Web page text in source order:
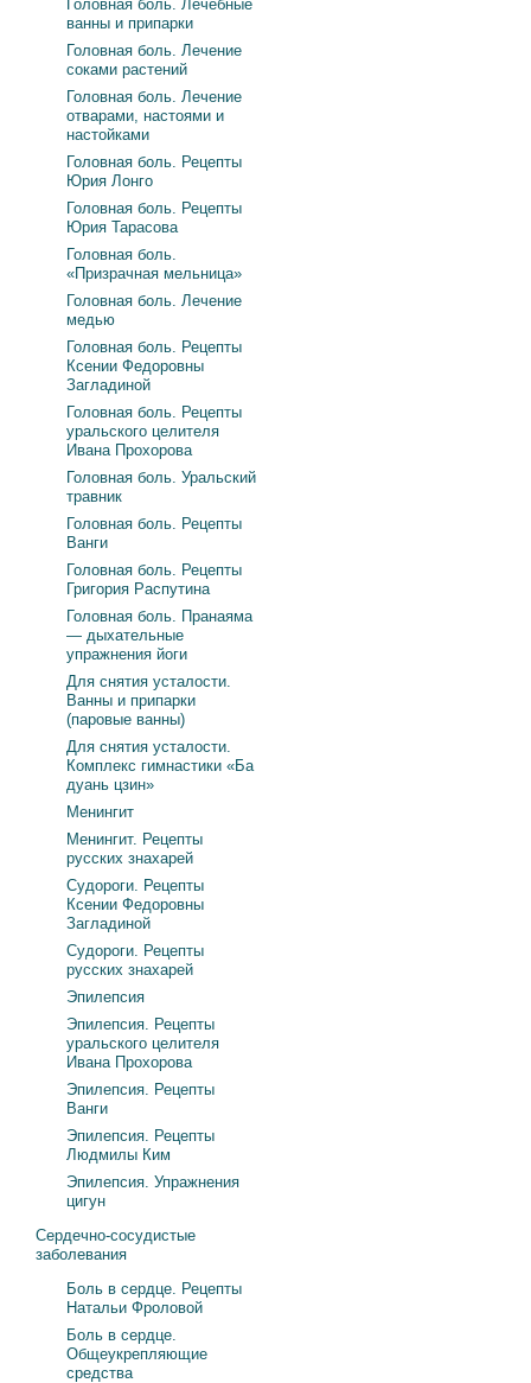
Головная боль. Лечебные
ванны и припарки
Головная боль. Лечение
соками растений
Головная боль. Лечение
отварами, настоями и
настойками
Головная боль. Рецепты
Юрия Лонго
Головная боль. Рецепты
Юрия Тарасова
Головная боль.
«Призрачная мельница»
Головная боль. Лечение
медью
Головная боль. Рецепты
Ксении Федоровны
Загладиной
Головная боль. Рецепты
уральского целителя
Ивана Прохорова
Головная боль. Уральский
травник
Головная боль. Рецепты
Ванги
Головная боль. Рецепты
Григория Распутина
Головная боль. Пранаяма
— дыхательные
упражнения йоги
Для снятия усталости.
Ванны и припарки
(паровые ванны)
Для снятия усталости.
Комплекс гимнастики «Ба
дуань цзин»
Менингит
Менингит. Рецепты
русских знахарей
Судороги. Рецепты
Ксении Федоровны
Загладиной
Судороги. Рецепты
русских знахарей
Эпилепсия
Эпилепсия. Рецепты
уральского целителя
Ивана Прохорова
Эпилепсия. Рецепты
Ванги
Эпилепсия. Рецепты
Людмилы Ким
Эпилепсия. Упражнения
цигун
Сердечно-сосудистые
заболевания
Боль в сердце. Рецепты
Натальи Фроловой
Боль в сердце.
Общеукрепляющие
средства